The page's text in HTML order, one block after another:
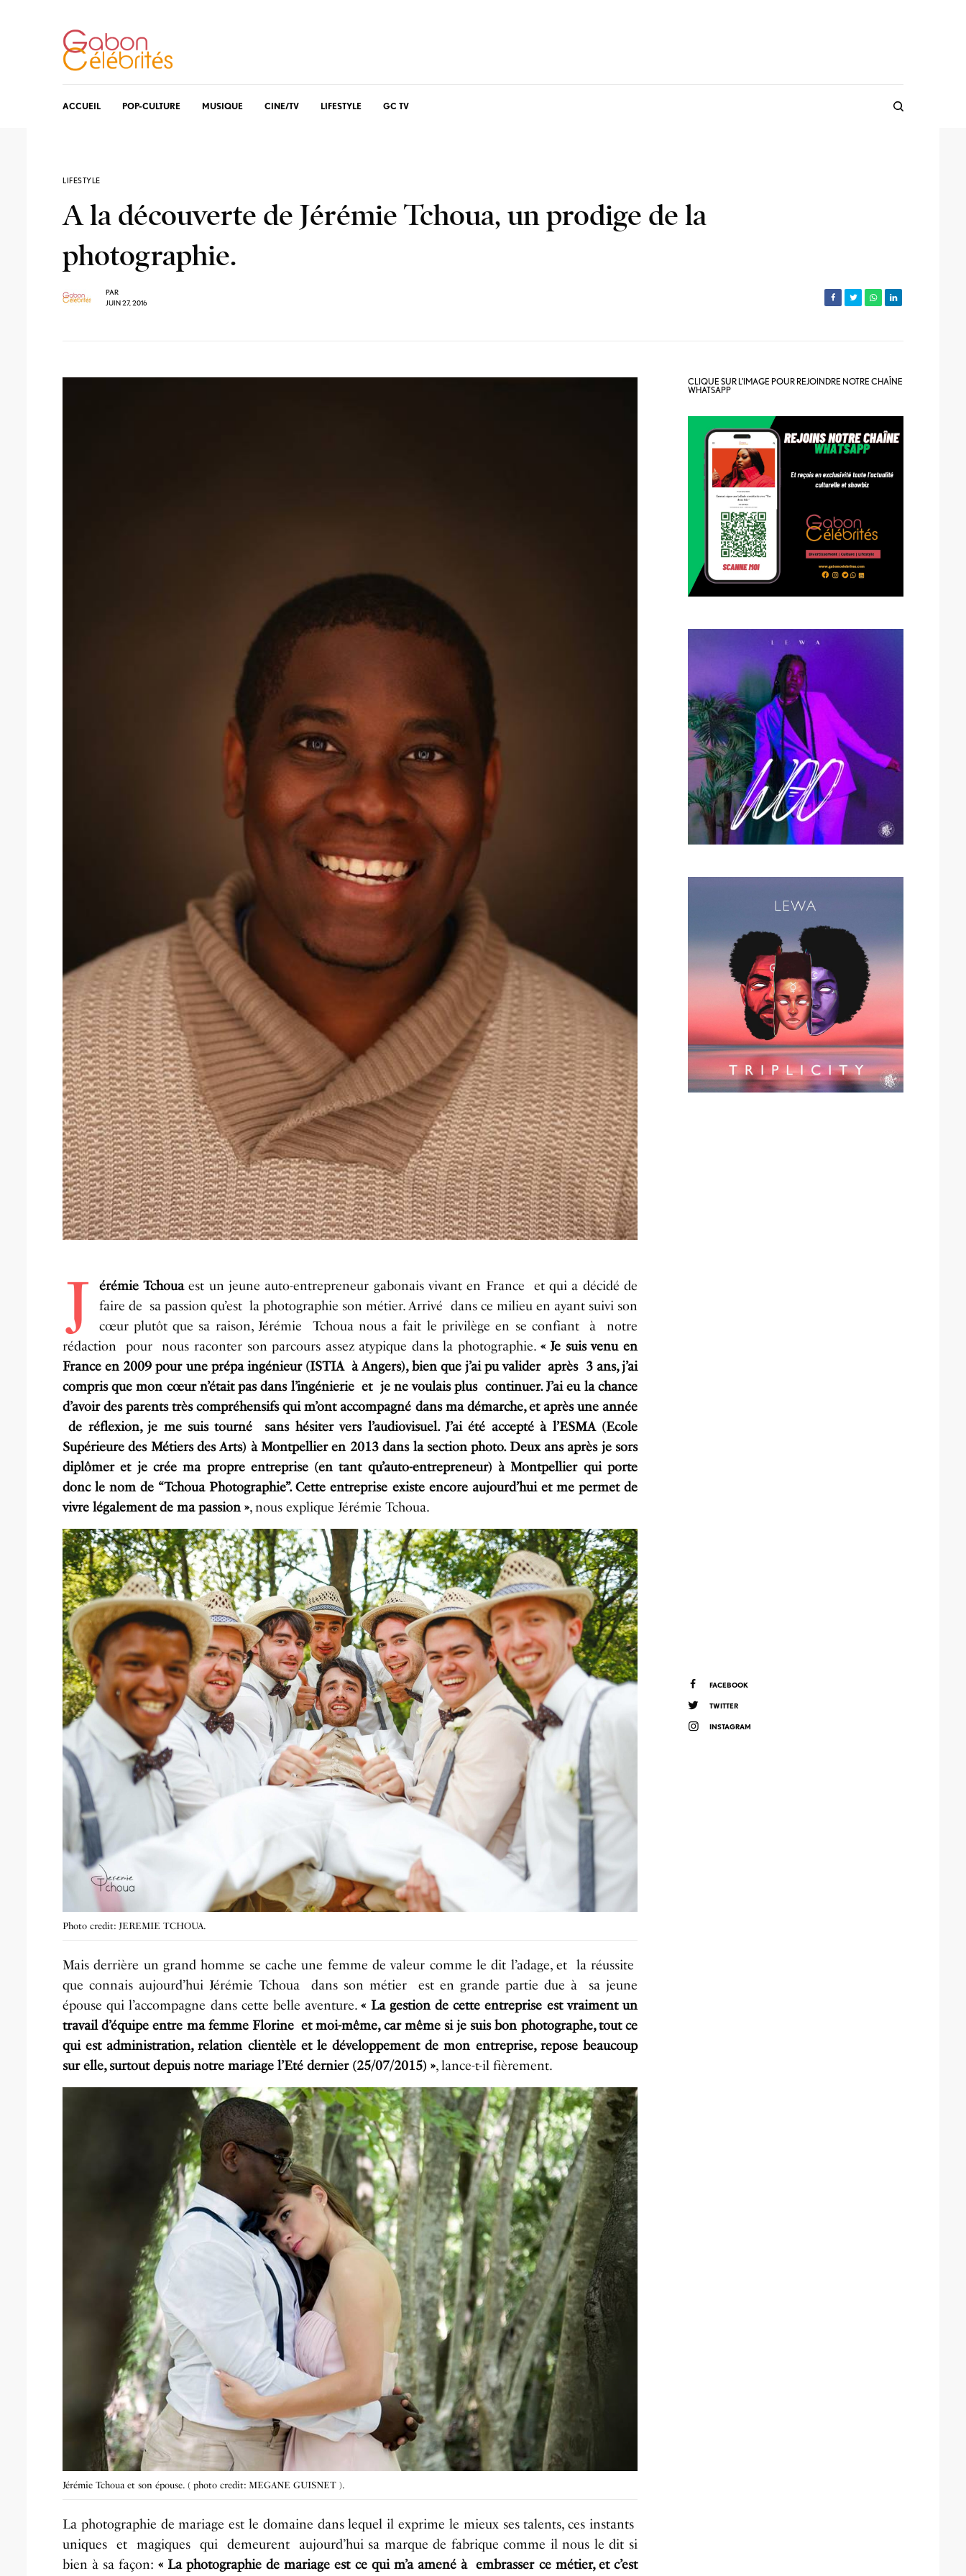
ACCUEIL POP-CULTURE MUSIQUE CINE/TV LIFESTYLE GC TV
LIFESTYLE
A la découverte de Jérémie Tchoua, un prodige de la
photographie.
PAR
JUIN 27, 2016
J érémie Tchouaest un jeune auto-entrepreneur gabonais vivant en France et qui a décidé de
faire de sa passion qu’est la photographie son métier. Arrivé dans ce milieu en ayant suivi son
cœur plutôt que sa raison, Jérémie Tchoua nous a fait le privilège en se confiant à notre
rédaction pour nous raconter son parcours assez atypique dans la photographie. « Je suis venu en
France en 2009 pour une prépa ingénieur (ISTIA à Angers), bien que j’ai pu valider après 3 ans, j’ai
compris que mon cœur n’était pas dans l’ingénierie et je ne voulais plus continuer. J’ai eu la chance
d’avoir des parents très compréhensifs qui m’ont accompagné dans ma démarche, et après une année
de réflexion, je me suis tourné sans hésiter vers l’audiovisuel. J’ai été accepté à l’ESMA (Ecole
Supérieure des Métiers des Arts) à Montpellier en 2013 dans la section photo. Deux ans après je sors
diplômer et je crée ma propre entreprise (en tant qu’auto-entrepreneur) à Montpellier qui porte
donc le nom de “Tchoua Photographie”. Cette entreprise existe encore aujourd’hui et me permet de
vivre légalement de ma passion », nous explique Jérémie Tchoua.
Photo credit: JEREMIE TCHOUA.
Mais derrière un grand homme se cache une femme de valeur comme le dit l’adage, et la réussite
que connais aujourd’hui Jérémie Tchoua dans son métier est en grande partie due à sa jeune
épouse qui l’accompagne dans cette belle aventure.« La gestion de cette entreprise est vraiment un
travail d’équipe entre ma femme Florine et moi-même, car même si je suis bon photographe, tout ce
qui est administration, relation clientèle et le développement de mon entreprise, repose beaucoup
sur elle, surtout depuis notre mariage l’Eté dernier (25/07/2015) », lance-t-il fièrement.
Jérémie Tchoua et son épouse. ( photo credit: MEGANE GUISNET ).
La photographie de mariage est le domaine dans lequel il exprime le mieux ses talents, ces instants
uniques et magiques qui demeurent aujourd’hui sa marque de fabrique comme il nous le dit si
bien à sa façon: « La photographie de mariage est ce qui m’a amené à embrasser ce métier, et c’est
CLIQUE SUR L’IMAGE POUR REJOINDRE NOTRE CHAÎNE
WHATSAPP
FACEBOOK
TWITTER
INSTAGRAM